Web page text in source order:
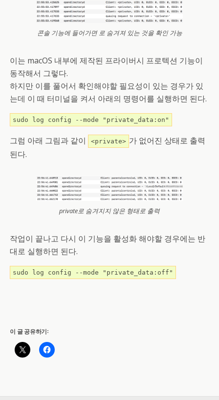
콘솔 기능에 들어가면 로 숨겨져 있는 것을 확인 가능
이는 macOS 내부에 제작된 프라이버시 프로텍션 기능이
동작해서 그렇다.
하지만 이를 풀어서 확인해야할 필요성이 있는 경우가 있
는데 이 때 터미널을 켜서 아래의 명령어를 실행하면 된다.
sudo log config --mode "private_data:on"
그럼 아래 그림과 같이 <private> 가 없어진 상태로 출력
된다.
private로 숨겨지지 않은 형태로 출력
작업이 끝나고 다시 이 기능을 활성화 해야할 경우에는 반
대로 실행하면 된다.
sudo log config --mode "private_data:off"
이 글 공유하기: